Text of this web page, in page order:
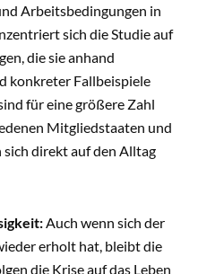
Arbeitsbedingungen in
sich die Studie auf
die sie anhand
konkreter Fallbeispiele
für eine größere Zahl
Mitgliedstaaten und
direkt auf den Alltag
Auch wenn sich der
erholt hat, bleibt die
die Krise auf das Leben